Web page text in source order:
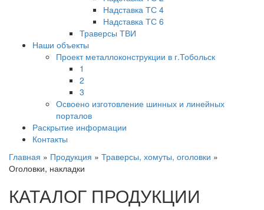
Надставка ТС 4
Надставка ТС 6
Траверсы ТВИ
Наши объекты
Проект металлоконструкции в г.Тобольск
1
2
3
Освоено изготовление шинных и линейных
порталов
Раскрытие информации
Контакты
Главная » Продукция » Траверсы, хомуты, оголовки »
Оголовки, накладки
КАТАЛОГ ПРОДУКЦИИ